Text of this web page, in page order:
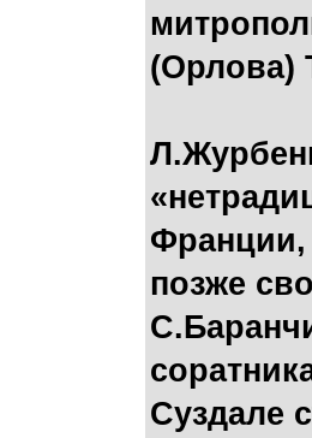
(Орлова)
Франции,
позже
Суздале